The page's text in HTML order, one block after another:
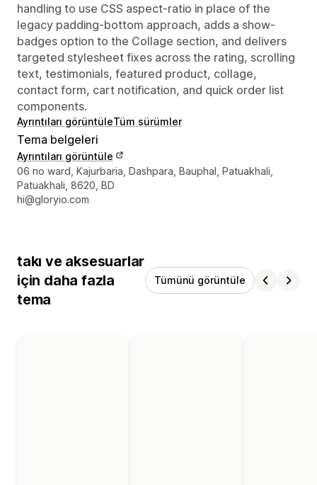
handling to use CSS aspect-ratio in place of the
legacy padding-bottom approach, adds a show-
badges option to the Collage section, and delivers
targeted stylesheet fixes across the rating, scrolling
text, testimonials, featured product, collage,
contact form, cart notification, and quick order list
components.
Ayrıntıları görüntüleTüm sürümler
Tema belgeleri
Ayrıntıları görüntüle
Tasarımcı iletişim bilgileri
06 no ward, Kajurbaria, Dashpara, Bauphal, Patuakhali,
Patuakhali, 8620, BD
hi@gloryio.com
takı ve aksesuarlar
için daha fazla
tema
Tümünü görüntüle